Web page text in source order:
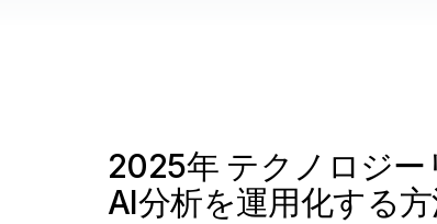
2025年 テクノロジー
AI分析を運用化する